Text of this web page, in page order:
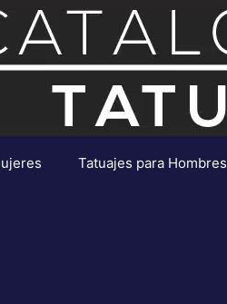
Tatuajes para Hombres